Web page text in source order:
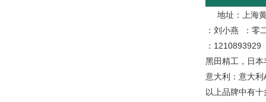
地址：上海黄
：刘小燕 ：零
：1210893929
黑田精工，日
意大利：意大利
以上品牌中有